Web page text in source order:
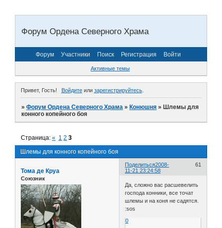
Форум Ордена Северного Храма
Форум Участники Поиск Регистрация Войти
Активные темы
Привет, Гость! Войдитеили зарегистрируйтесь.
»Форум Ордена Северного Храма »Конюшня »Шлемы для
конного копейного боя
Шлемы для конного копейного боя
Страница:« 1 2 3
Поделиться 61
2008-
11-21 23:24:58
Тома де Круа
Союзник
Да, сложно вас расшевелить
господа конники, все точат
шлемы и на коня не садятся.
:sos
0